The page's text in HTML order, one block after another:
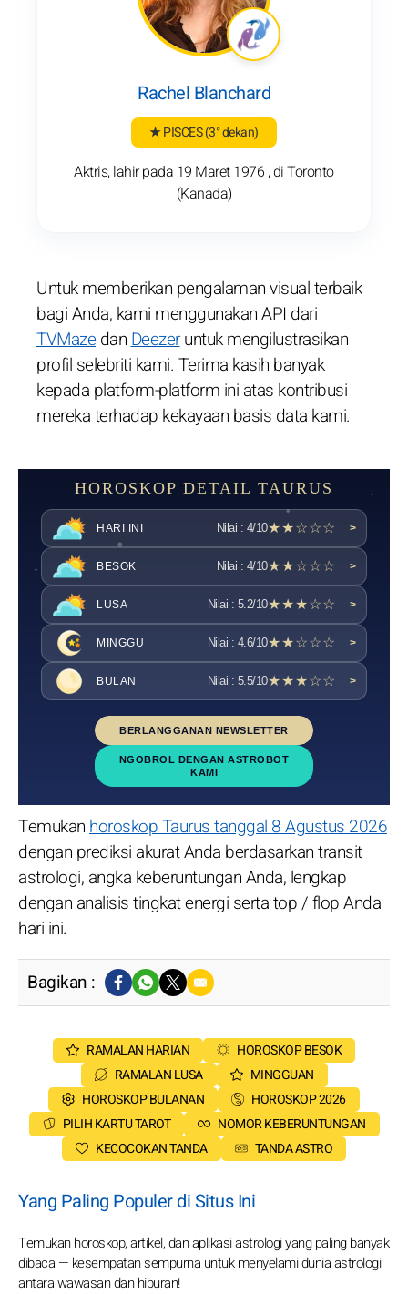
Rachel Blanchard
★ PISCES(3° dekan)
Aktris, lahir pada 19 Maret 1976 , di Toronto
(Kanada)
Untuk memberikan pengalaman visual terbaik
bagi Anda, kami menggunakan API dari
TVMazedanDeezeruntuk mengilustrasikan
profil selebriti kami. Terima kasih banyak
kepada platform-platform ini atas kontribusi
mereka terhadap kekayaan basis data kami.
HOROSKOP DETAIL TAURUS
HARI INI Nilai : 4/10★★☆☆☆ >
BESOK Nilai : 4/10★★☆☆☆ >
LUSA Nilai : 5.2/10★★★☆☆ >
MINGGU Nilai : 4.6/10★★☆☆☆ >
BULAN Nilai : 5.5/10★★★☆☆ >
BERLANGGANAN NEWSLETTER
NGOBROL DENGAN ASTROBOT
KAMI
Temukanhoroskop Taurus tanggal 8 Agustus 2026
dengan prediksi akurat Anda berdasarkan transit
astrologi, angka keberuntungan Anda, lengkap
dengan analisis tingkat energi serta top / flop Anda
hari ini.
Bagikan :
RAMALAN HARIAN
HOROSKOP BESOK
RAMALAN LUSA
MINGGUAN
HOROSKOP BULANAN
HOROSKOP 2026
PILIH KARTU TAROT
NOMOR KEBERUNTUNGAN
KECOCOKAN TANDA
TANDA ASTRO
Yang Paling Populer di Situs Ini
Temukan horoskop, artikel, dan aplikasi astrologi yang paling banyak
dibaca — kesempatan sempurna untuk menyelami dunia astrologi,
antara wawasan dan hiburan!